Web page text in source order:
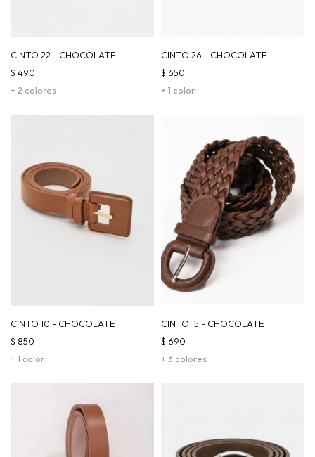
CINTO 22 - CHOCOLATE
+ 2 colores
$ 490
CINTO 26 - CHOCOLATE
+ 1 color
$ 650
CINTO 10 - CHOCOLATE
+ 1 color
$ 850
CINTO 15 - CHOCOLATE
+ 3 colores
$ 690